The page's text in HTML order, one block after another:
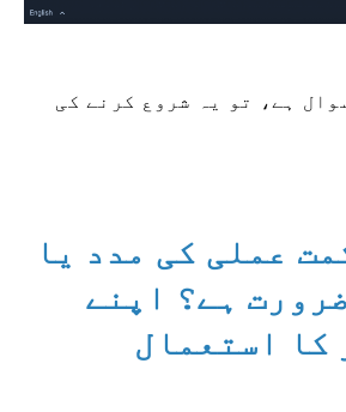
ہے، تو یہ شروع کرنے کی
عملی کی مدد یا
ہے؟ اپنے
کا استعمال